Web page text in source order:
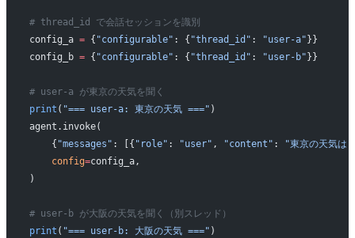
# thread_id で会話セッションを識別
config_a = { "configurable" : { "thread_id" : "user-a" }}
config_b = { "configurable" : { "thread_id" : "user-b" }}
# user-a が東京の天気を聞く
print ( "=== user-a: 東京の天気 ===" )
agent.invoke(
    {
"messages" : [{ "role" : "user" , "content" :
"東京の天気は
    config
=config_a,
)
# user-b が大阪の天気を聞く（別スレッド）
print ( "=== user-b: 大阪の天気 ===" )